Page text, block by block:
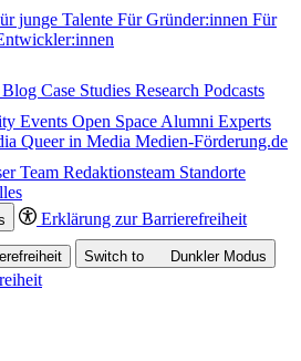
junge Talente Für Gründer:innen Für
Blog Case Studies Research Podcasts
Events Open Space Alumni Experts
Queer in Media Medien-Förderung.de
Team Redaktionsteam Standorte
Erklärung zur Barrierefreiheit
Switch to DunklerModus